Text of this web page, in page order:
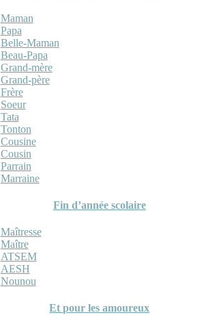
Maman
Papa
Belle-Maman
Beau-Papa
Grand-mère
Grand-père
Frère
Soeur
Tata
Tonton
Cousine
Cousin
Parrain
Marraine
Fin d’année scolaire
Maîtresse
Maître
ATSEM
AESH
Nounou
Et pour les amoureux